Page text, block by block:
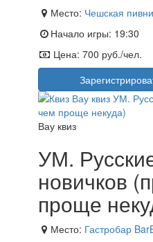
Место: Чешская
Начало игры: 19:30
Цена: 700 руб./чел.
Вау квиз
УМ.
новичков
проще
Место: Гастробар